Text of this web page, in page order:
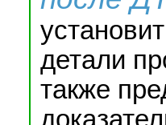
детали
также